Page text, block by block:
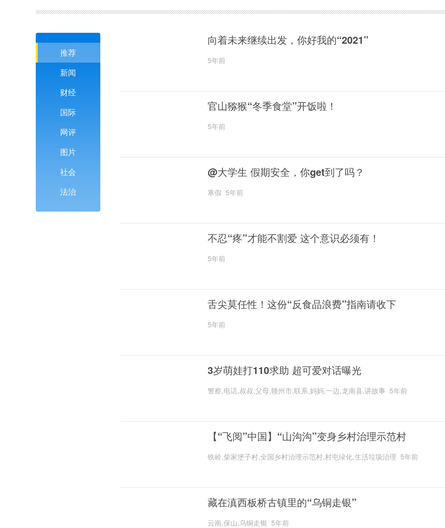
推荐
新闻
财经
国际
网评
图片
社会
法治
向着未来继续出发，你好我的“2021”
5年前
官山猕猴“冬季食堂”开饭啦！
5年前
@大学生 假期安全，你get到了吗？
寒假 5年前
不忍“疼”才能不割爱 这个意识必须有！
5年前
舌尖莫任性！这份“反食品浪费”指南请收下
5年前
3岁萌娃打110求助 超可爱对话曝光
警察,电话,叔叔,父母,赣州市,联系,妈妈,一边,龙南县,讲故事 5年前
【“飞阅”中国】“山沟沟”变身乡村治理示范村
铁岭,柴家堡子村,全国乡村治理示范村,村屯绿化,生活垃圾治理 5年前
藏在滇西板桥古镇里的“乌铜走银”
云南,保山,乌铜走银 5年前